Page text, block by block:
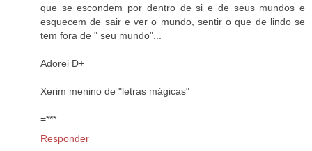
que se escondem por dentro de si e de seus mundos e
esquecem de sair e ver o mundo, sentir o que de lindo se
tem fora de " seu mundo"...
Adorei D+
Xerim menino de "letras mágicas"
=***
Responder